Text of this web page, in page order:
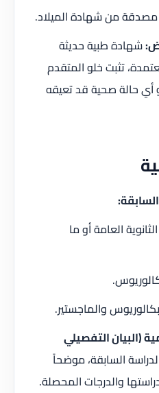
من شهادة الميلاد.
شهادة طبية حديثة
تثبت خلو المتقدم
أي حالة صحية قد تعيقه
العامة أو ما
والماجستير.
(البيان التفصيلي
السابقة، موضحاً
والدرجات المحصلة.